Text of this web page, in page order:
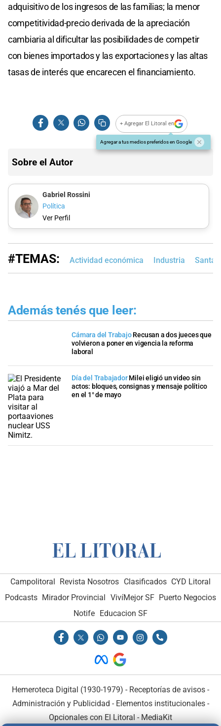
adquisitivo de los ingresos de las familias; la menor
competitividad-precio derivada de la apreciación
cambiaria al dificultar las posibilidades de competir
con bienes importados y las exportaciones y las altas
tasas de interés que encarecen el financiamiento.
+ Agregar El Litoral en
Agregar a tus medios preferidos en Google
Sobre el Autor
Gabriel Rossini
Política
Ver Perfil
#TEMAS: Actividad económica Industria Santa
Además tenés que leer:
Cámara del Trabajo Recusan a dos jueces que
volvieron a poner en vigencia la reforma
laboral
Día del Trabajador Milei eligió un video sin
actos: bloques, consignas y mensaje político
en el 1° de mayo
Campolitoral Revista Nosotros Clasificados CYD Litoral
Podcasts Mirador Provincial VivíMejor SF Puerto Negocios
Notife Educacion SF
Hemeroteca Digital (1930-1979) - Receptorías de avisos -
Administración y Publicidad - Elementos institucionales-
Opcionales con El Litoral - MediaKit